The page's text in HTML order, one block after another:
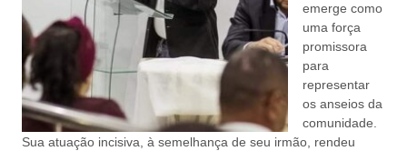
emerge como
uma força
promissora
para
representar
os anseios da
comunidade.
Sua atuação incisiva, à semelhança de seu irmão, rendeu